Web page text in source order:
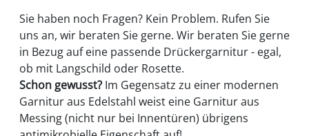
Sie haben noch Fragen? Kein Problem. Rufen Sie
uns an, wir beraten Sie gerne. Wir beraten Sie gerne
in Bezug auf eine passende Drückergarnitur - egal,
ob mit Langschild oder Rosette.
Schon gewusst? Im Gegensatz zu einer modernen
Garnitur aus Edelstahl weist eine Garnitur aus
Messing (nicht nur bei Innentüren) übrigens